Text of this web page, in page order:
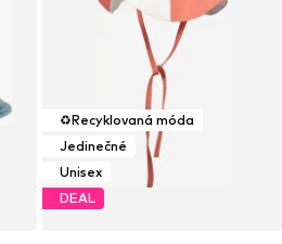
♻️Recyklovaná móda
Jedinečné
Unisex
DEAL